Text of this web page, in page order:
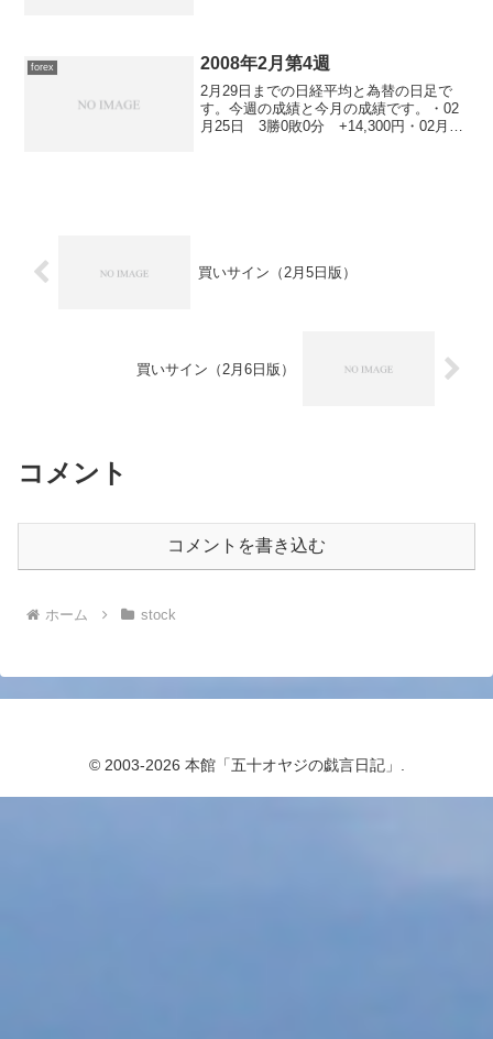
られましたが、限定...
forex 2008年2月第4週
2月29日までの日経平均と為替の日足で
す。今週の成績と今月の成績です。・02
月25日 3勝0敗0分 +14,300円・02月26
買いサイン（2月5日版）
買いサイン（2月6日版）
コメント
コメントを書き込む
ホーム stock
© 2003-2026 本館「五十オヤジの戯言日記」.